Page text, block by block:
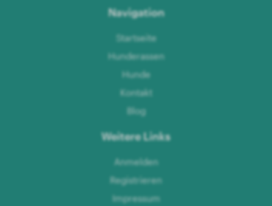
Navigation
Startseite
Hunderassen
Hunde
Kontakt
Blog
Weitere Links
Anmelden
Registrieren
Impressum